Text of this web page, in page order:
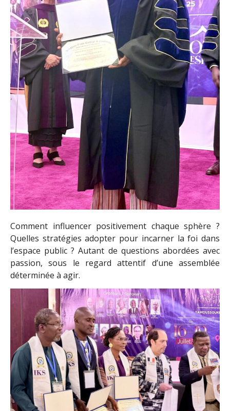
Comment influencer positivement chaque sphère ?
Quelles stratégies adopter pour incarner la foi dans
l’espace public ? Autant de questions abordées avec
passion, sous le regard attentif d’une assemblée
déterminée à agir.